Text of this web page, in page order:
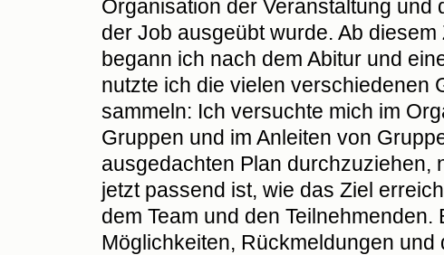
Organisation der Veranstaltung
der Job ausgeübt wurde. Ab
begann ich nach dem Abitur und
nutzte ich die vielen verschiedenen
sammeln: Ich versuchte mich im
Gruppen und im Anleiten von
ausgedachten Plan durchzuziehen,
jetzt passend ist, wie das Ziel
dem Team und den
Möglichkeiten, Rückmeldungen